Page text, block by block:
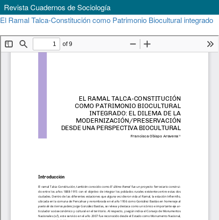
Revista Cuadernos de Sociología
Volver
los
detalles
El Ramal Talca-Constitución como Patrimonio Biocultural integrado
PDF